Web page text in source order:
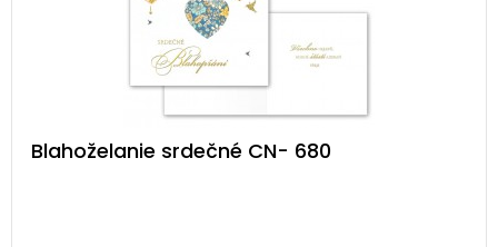
Blahoželanie srdečné CN- 680